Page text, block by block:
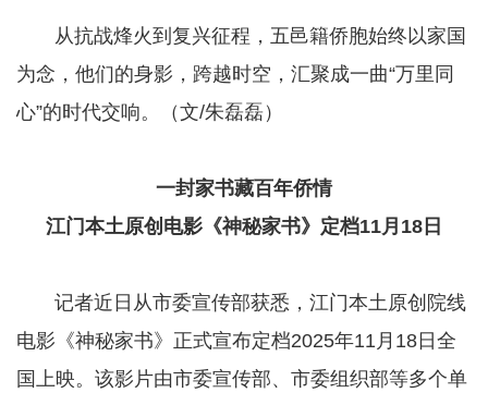
​​​​​​​ 从抗战烽火到复兴征程，五邑籍侨胞始终以家国
为念，他们的身影，跨越时空，汇聚成一曲“万里同
心”的时代交响。（文/朱磊磊）
一封家书藏百年侨情
江门本土原创电影《神秘家书》定档11月18日
​​​​​​​ 记者近日从市委宣传部获悉，江门本土原创院线
电影《神秘家书》正式宣布定档2025年11月18日全
国上映。该影片由市委宣传部、市委组织部等多个单